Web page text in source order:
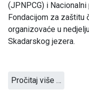
(JPNPCG) i
Fondacijom za zaštitu
organizovaće u
Skadarskog jezera.
Pročitaj više …